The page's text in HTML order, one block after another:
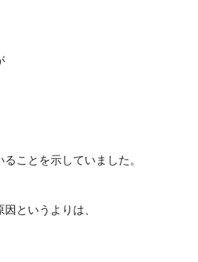
ことを示していました。
というよりは、